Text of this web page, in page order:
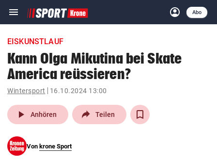
menu Navigation
ein-/ausklappen
account_circle
Anmelden
Abo
close Schließen
account_circle Anmelden
pin_drop
Wien arrow_right
EISKUNSTLAUF
Kann Olga Mikutina bei Skate
America reüssieren?
Wintersport 16.10.2024 13:00
play_arrow Anhören Teilen
Von krone Sport